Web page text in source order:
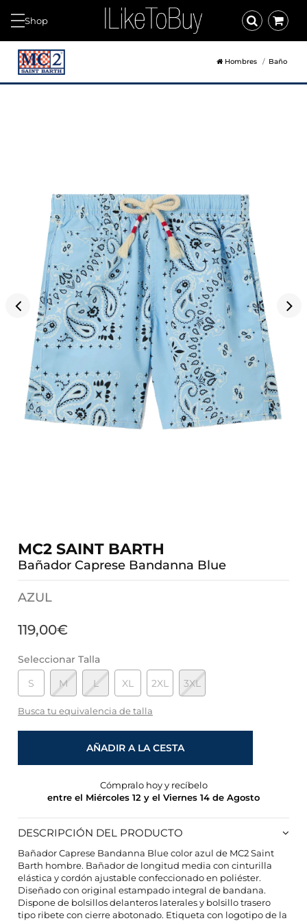
Shop
Hombres Baño
MC2 SAINT BARTH
Bañador Caprese Bandanna Blue
AZUL
119,00€
Seleccionar Talla
S
M L XL 2XL 3XL
Busca tu equivalencia de talla
AÑADIR A LA CESTA
Cómpralo hoy y recíbelo
entre el Miércoles 12 y el Viernes 14 de Agosto
DESCRIPCIÓN DEL PRODUCTO
Bañador Caprese Bandanna Blue color azul de MC2 Saint
Barth hombre. Bañador de longitud media con cinturilla
elástica y cordón ajustable confeccionado en poliéster.
Diseñado con original estampado integral de bandana.
Dispone de bolsillos delanteros laterales y bolsillo trasero
tipo ribete con cierre abotonado. Etiqueta con logotipo de la
CONFIGURACIÓN DE COOKIES